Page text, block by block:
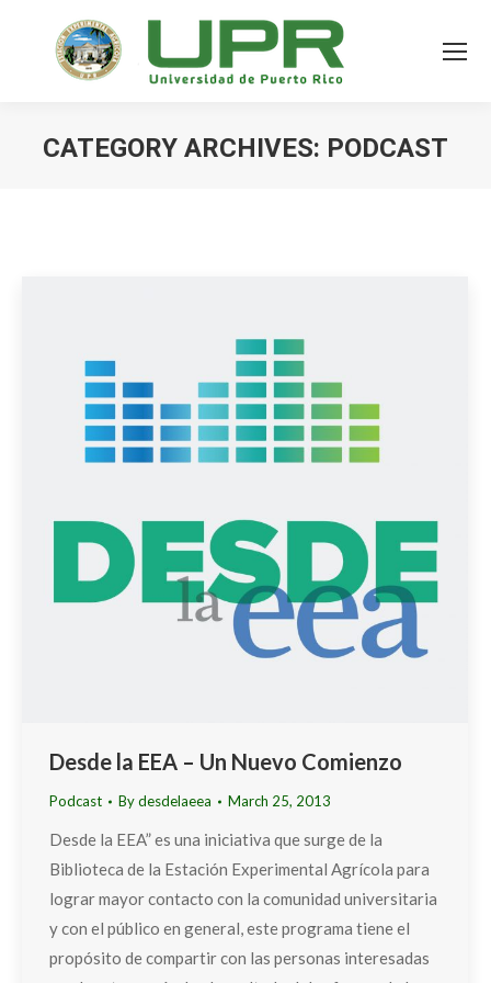
CATEGORY ARCHIVES: PODCAST
Desde la EEA – Un Nuevo Comienzo
Podcast Bydesdelaeea March 25, 2013
Desde la EEA” es una iniciativa que surge de la
Biblioteca de la Estación Experimental Agrícola para
lograr mayor contacto con la comunidad universitaria
y con el público en general, este programa tiene el
propósito de compartir con las personas interesadas